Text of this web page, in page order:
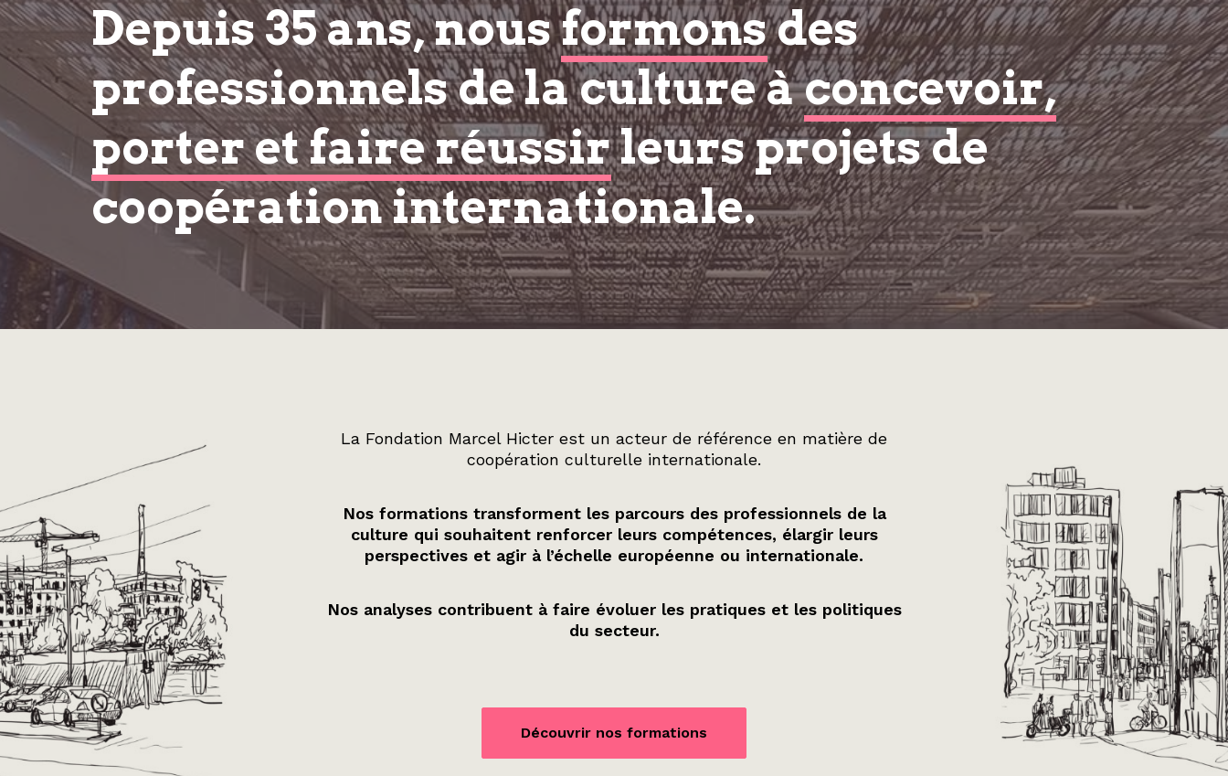
Depuis 35 ans, nousformonsdes
professionnels de la culture àconcevoir,
porter et faire réussirleurs projets de
coopération internationale.
La Fondation Marcel Hicter est un acteur de référence en matière de
coopération culturelle internationale.
Nos formations transforment les parcours des professionnels de la
culture qui souhaitent renforcer leurs compétences, élargir leurs
perspectives et agir à l’échelle européenne ou internationale.
Nos analyses contribuent à faire évoluer les pratiques et les politiques
du secteur.
Découvrir nos formations